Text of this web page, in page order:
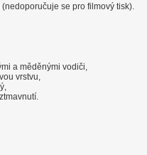
se pro filmový tisk).
a měděnými vodiči,
vrstvu,